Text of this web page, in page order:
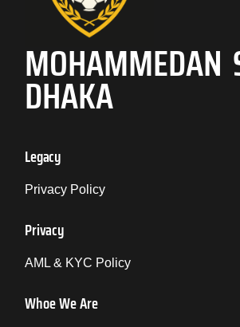
MOHAMMEDAN
DHAKA
Legacy
Privacy Policy
Privacy
AML & KYC Policy
Whoe We Are